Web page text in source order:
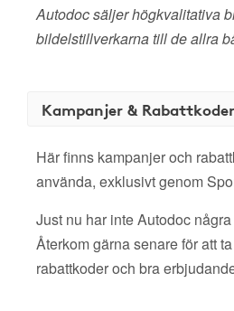
Autodoc säljer högkvalitativa
bildelstillverkarna till de allra
Kampanjer & Rabattkoder
Här finns kampanjer och
använda, exklusivt genom
Just nu har inte Autodoc
Återkom gärna senare för att
rabattkoder och bra